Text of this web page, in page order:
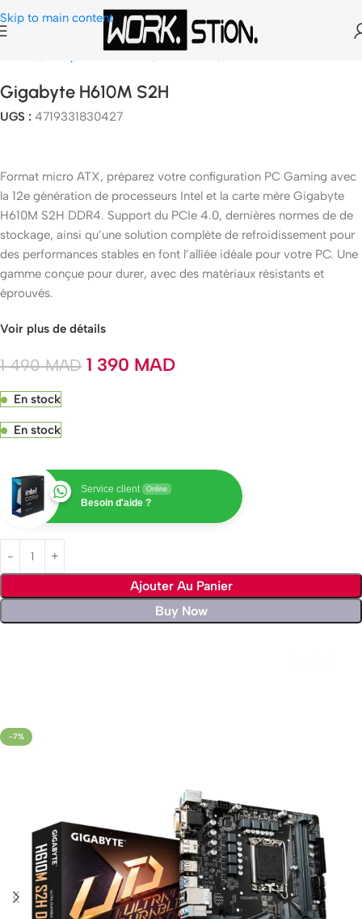
Skip to main content
Composants Gamer Carte Mère
Gigabyte H610M S2H
UGS : 4719331830427
Format micro ATX, préparez votre configuration PC Gaming avec
la 12e génération de processeurs Intel et la carte mère Gigabyte
H610M S2H DDR4. Support du PCIe 4.0, dernières normes de de
stockage, ainsi qu’une solution complète de refroidissement pour
des performances stables en font l’alliée idéale pour votre PC. Une
gamme conçue pour durer, avec des matériaux résistants et
éprouvés.
Voir plus de détails
1 490MAD 1 390 MAD
En stock
En stock
Service client Online
Besoin d'aide ?
Ajouter Au Panier
Buy Now
-7%